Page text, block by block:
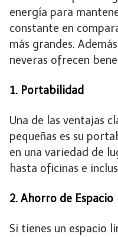
energía para
constante en
más grandes.
neveras ofrecen
1. Portabilidad
Una de las ventajas
pequeñas es su
en una variedad de
hasta oficinas e
2. Ahorro de Espacio
Si tienes un espacio